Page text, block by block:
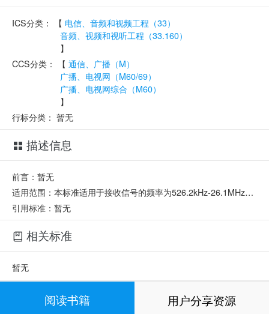
ICS分类： 【 电信、音频和视频工程（33）
音频、视频和视听工程（33.160）
】
CCS分类：
【 通信、广播（M）
广播、电视网（M60/69）
广播、电视网综合（M60）
】
行标分类： 暂无
描述信息
前言：暂无
适用范围：本标准适用于接收信号的频率为526.2kHz-26.1MHz的调幅收音台和频率为48.5MHz-223MHz的调频电视转播台以及高速公路、一级和二级汽车专用公路(以下统称为“公路”)的新建、改建和扩建工程。
引用标准：暂无
相关标准
暂无
相关部门
阅读书籍 用户分享资源